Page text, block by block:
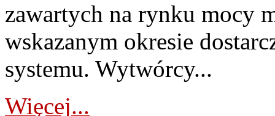
zawartych na rynku mocy
wskazanym okresie
systemu. Wytwórcy...
Więcej...